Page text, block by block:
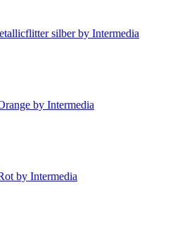
silber by Intermedia
by Intermedia
by Intermedia